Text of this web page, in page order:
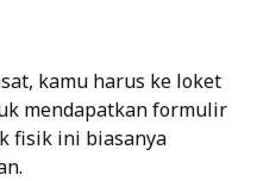
kamu harus ke loket
mendapatkanformulir
fisik ini biasanya